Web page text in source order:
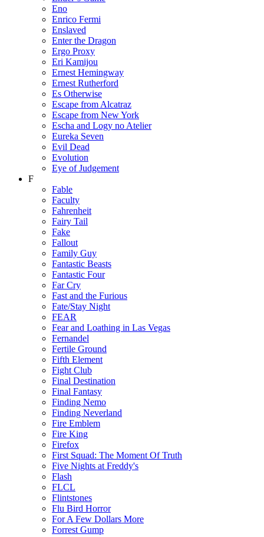
Eno
Enrico Fermi
Enslaved
Enter the Dragon
Ergo Proxy
Eri Kamijou
Ernest Hemingway
Ernest Rutherford
Es Otherwise
Escape from Alcatraz
Escape from New York
Escha and Logy no Atelier
Eureka Seven
Evil Dead
Evolution
Eye of Judgement
F
Fable
Faculty
Fahrenheit
Fairy Tail
Fake
Fallout
Family Guy
Fantastic Beasts
Fantastic Four
Far Cry
Fast and the Furious
Fate/Stay Night
FEAR
Fear and Loathing in Las Vegas
Fernandel
Fertile Ground
Fifth Element
Fight Club
Final Destination
Final Fantasy
Finding Nemo
Finding Neverland
Fire Emblem
Fire King
Firefox
First Squad: The Moment Of Truth
Five Nights at Freddy's
Flash
FLCL
Flintstones
Flu Bird Horror
For A Few Dollars More
Forrest Gump